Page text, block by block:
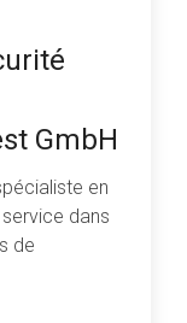
GmbH
en
dans
de